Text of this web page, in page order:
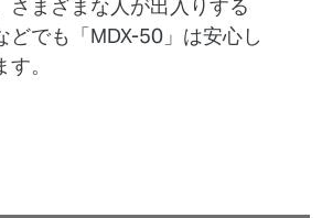
さまざまな人が出入りする
どでも「MDX-50」は安心し
。